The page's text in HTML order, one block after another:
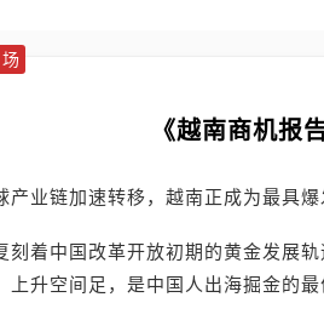
《越南商机报
产业链加速转移，越南正成为最具爆
刻着中国改革开放初期的黄金发展
上升空间足，是中国人出海掘金的最